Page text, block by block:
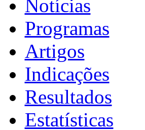
Notícias
Programas
Artigos
Indicações
Resultados
Estatísticas